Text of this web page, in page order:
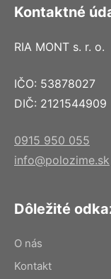
Kontaktné
RIA MONT s. r. o.
IČO: 53878027
DIČ: 2121544909
0915 950 055
info@polozime.sk
Dôležité
O nás
Kontakt